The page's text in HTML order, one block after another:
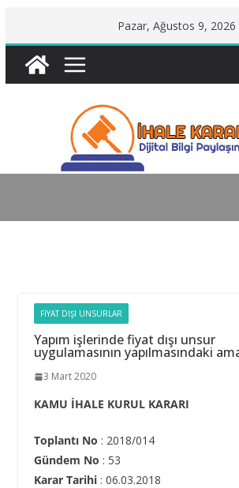
to
content
Pazar, Ağustos 9, 2026
FIYAT DIŞI UNSURLAR
Yapım işlerinde fiyat dışı unsur
uygulamasının yapılmasındaki
3 Mart 2020
KAMU İHALE KURUL KARARI
Toplantı No : 2018/014
Gündem No : 53
Karar Tarihi: 06.03.2018